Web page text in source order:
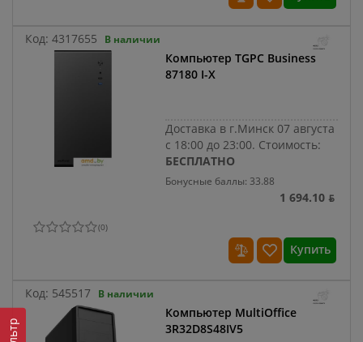
Код: 4317655 В наличии
Компьютер TGPC Business
87180 I-X
Доставка в г.Минск 07 августа
с 18:00 до 23:00. Стоимость:
БЕСПЛАТНО
Бонусные баллы: 33.88
1 694.10 ƃ
(0)
Купить
Код: 545517 В наличии
Компьютер MultiOffice
3R32D8S48IV5